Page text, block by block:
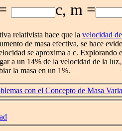
c, m =
relativista hace que la velocidad
de masa efectiva, se hace
se aproxima a c. Explorando
a un 14% de la velocidad de la
la masa en un 1%.
con el Concepto de Masa